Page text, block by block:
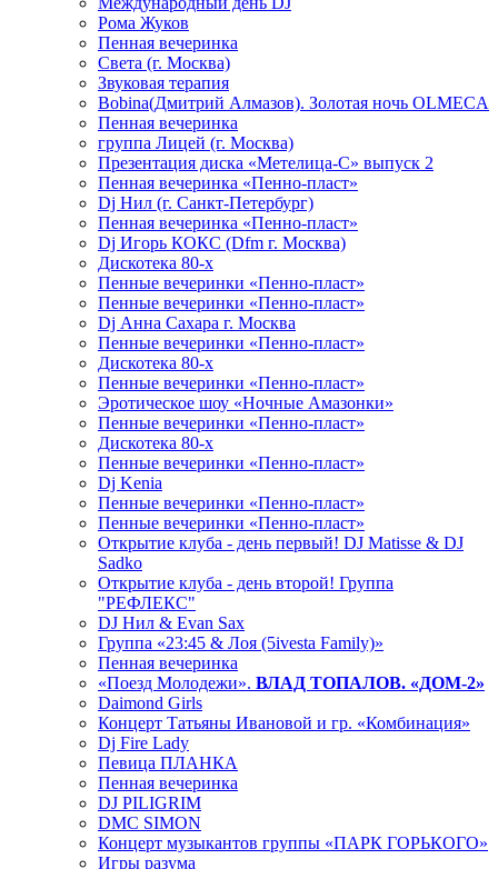
Рома Жуков
Пенная вечеринка
Света (г. Москва)
Звуковая терапия
Bobina(Дмитрий Алмазов). Золотая ночь OLMECA
Пенная вечеринка
группа Лицей (г. Москва)
Презентация диска «Метелица-С» выпуск 2
Пенная вечеринка «Пенно-пласт»
Dj Нил (г. Санкт-Петербург)
Пенная вечеринка «Пенно-пласт»
Dj Игорь КОКС (Dfm г. Москва)
Дискотека 80-х
Пенные вечеринки «Пенно-пласт»
Пенные вечеринки «Пенно-пласт»
Dj Анна Сахара г. Москва
Пенные вечеринки «Пенно-пласт»
Дискотека 80-х
Пенные вечеринки «Пенно-пласт»
Эротическое шоу «Ночные Амазонки»
Пенные вечеринки «Пенно-пласт»
Дискотека 80-х
Пенные вечеринки «Пенно-пласт»
Dj Kenia
Пенные вечеринки «Пенно-пласт»
Пенные вечеринки «Пенно-пласт»
Открытие клуба - день первый! DJ Matisse & DJ
Sadko
Открытие клуба - день второй! Группа
"РЕФЛЕКС"
DJ Нил & Evan Sax
Группа «23:45 & Лоя (5ivesta Family)»
Пенная вечеринка
«Поезд Молодежи». ВЛАД ТОПАЛОВ. «ДОМ-2»
Daimond Girls
Концерт Татьяны Ивановой и гр. «Комбинация»
Dj Fire Lady
Певица ПЛАНКА
Пенная вечеринка
DJ PILIGRIM
DMC SIMON
Концерт музыкантов группы «ПАРК ГОРЬКОГО»
Игры разума